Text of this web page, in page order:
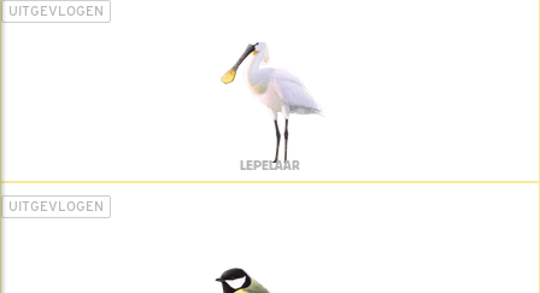
UITGEVLOGEN
LEPELAAR
UITGEVLOGEN